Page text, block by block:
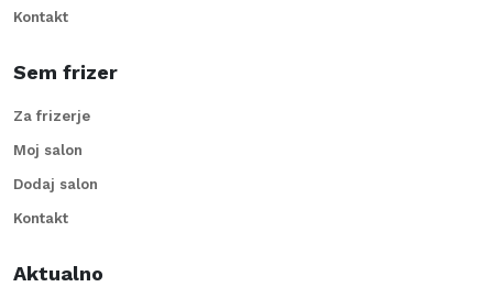
Kontakt
Sem frizer
Za frizerje
Moj salon
Dodaj salon
Kontakt
Aktualno